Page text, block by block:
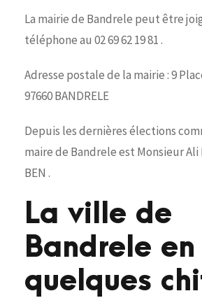
La mairie de Bandrele peut être
téléphone au 02 69 62 19 81 .
Adresse postale de la mairie : 9
97660 BANDRELE
Depuis les dernières élections
maire de Bandrele est Monsieur Ali
BEN .
La ville de
Bandrele en
quelques